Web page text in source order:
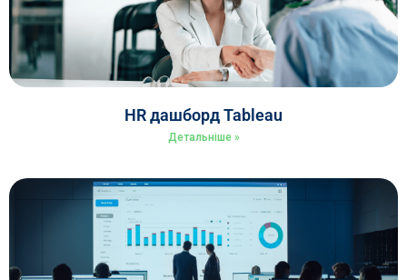
HR дашборд Tableau
Детальніше »